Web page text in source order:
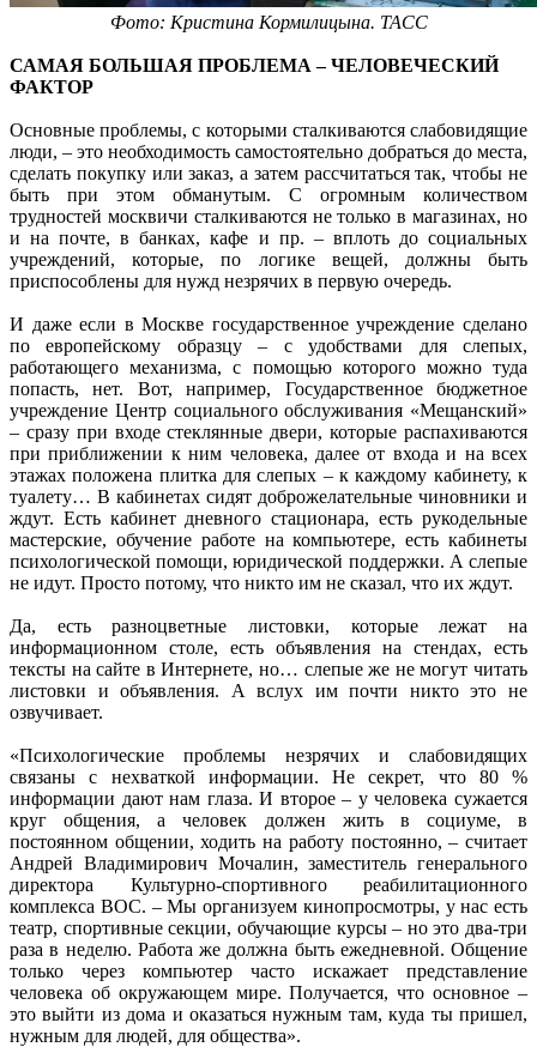
Фото: Кристина Кормилицына. ТАСС
САМАЯ БОЛЬШАЯ ПРОБЛЕМА – ЧЕЛОВЕЧЕСКИЙ
ФАКТОР
Основные проблемы, с которыми сталкиваются слабовидящие
люди, – это необходимость самостоятельно добраться до места,
сделать покупку или заказ, а затем рассчитаться так, чтобы не
быть при этом обманутым. С огромным количеством
трудностей москвичи сталкиваются не только в магазинах, но
и на почте, в банках, кафе и пр. – вплоть до социальных
учреждений, которые, по логике вещей, должны быть
приспособ­лены для нужд незрячих в первую очередь.
И даже если в Москве государственное учреждение сделано
по европейскому образцу – с удобствами для слепых,
работающего механизма, с помощью которого можно туда
попасть, нет. Вот, например, Государственное бюджетное
учреждение Центр социального обслуживания «Мещанский»
– сразу при входе стеклянные двери, которые распахиваются
при приближении к ним человека, далее от входа и на всех
этажах положена плитка для слепых – к каждому кабинету, к
туалету… В кабинетах сидят доброжелательные чиновники и
ждут. Есть кабинет дневного стационара, есть рукодельные
мастерские, обучение работе на компьютере, есть кабинеты
психологической помощи, юридической поддержки. А слепые
не идут. Просто потому, что никто им не сказал, что их ждут.
Да, есть разноцветные листовки, которые лежат на
информационном столе, есть объявления на стендах, есть
тексты на сайте в Интернете, но… слепые же не могут читать
листовки и объявления. А вслух им почти никто это не
озвучивает.
«Психологические проблемы незрячих и слабовидящих
связаны с нехваткой информации. Не секрет, что 80 %
информации дают нам глаза. И второе – у человека сужается
круг общения, а человек должен жить в социуме, в
постоянном общении, ходить на работу постоянно, – считает
Андрей Владимирович Мочалин, заместитель генерального
директора Культурно-спортивного реабилитационного
комплекса ВОС. – Мы организуем кинопросмотры, у нас есть
театр, спортивные секции, обучающие курсы – но это два-три
раза в неделю. Работа же должна быть ежедневной. Общение
только через компьютер часто искажает представление
человека об окружающем мире. Получается, что основное –
это выйти из дома и оказаться нужным там, куда ты пришел,
нужным для людей, для общества».